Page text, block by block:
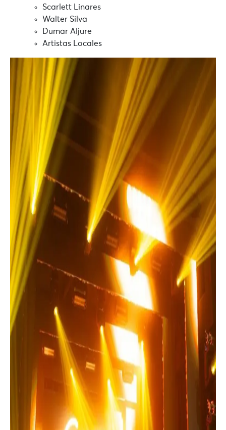
Scarlett Linares
Walter Silva
Dumar Aljure
Artistas Locales